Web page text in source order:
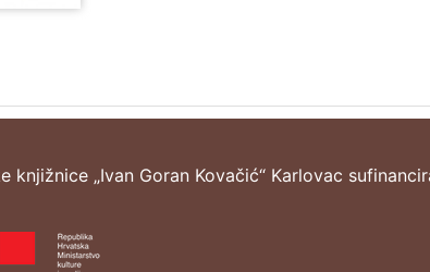
knjižnice „Ivan Goran Kovačić“ Karlovac